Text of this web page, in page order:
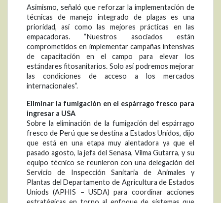
Asimismo, señaló que reforzar la implementación de
técnicas de manejo integrado de plagas es una
prioridad, así como las mejores prácticas en las
empacadoras. “Nuestros asociados están
comprometidos en implementar campañas intensivas
de capacitación en el campo para elevar los
estándares fitosanitarios. Solo así podremos mejorar
las condiciones de acceso a los mercados
internacionales”.
Eliminar la fumigación en el espárrago fresco para
ingresar a USA
Sobre la eliminación de la fumigación del espárrago
fresco de Perú que se destina a Estados Unidos, dijo
que está en una etapa muy alentadora ya que el
pasado agosto, la jefa del Senasa, Vilma Gutarra, y su
equipo técnico se reunieron con una delegación del
Servicio de Inspección Sanitaria de Animales y
Plantas del Departamento de Agricultura de Estados
Uniods (APHIS – USDA) para coordinar acciones